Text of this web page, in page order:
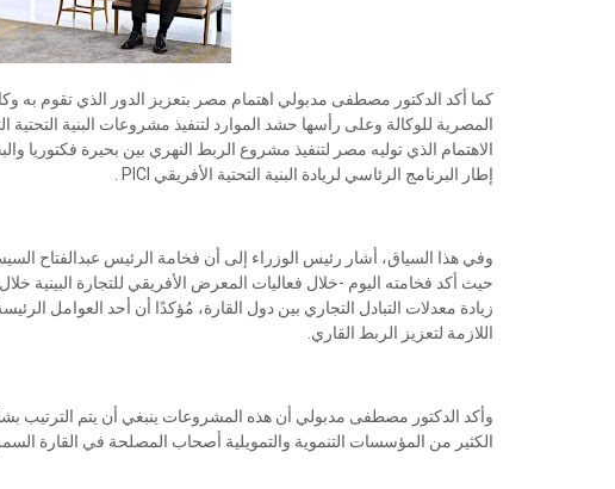
كما أكد الدكتور مصطفى مدبولي اهتمام مصر بتعزيز الدور الذي تقوم به
المصرية للوكالة وعلى رأسها حشد الموارد لتنفيذ مشروعات البنية
الاهتمام الذي توليه مصر لتنفيذ مشروع الربط النهري بين بحيرة فكتوريا
إطار البرنامج الرئاسي لريادة البنية التحتية الأفريقي PICI .
وفي هذا السياق، أشار رئيس الوزراء إلى أن فخامة الرئيس عبدالفتاح
حيث أكد فخامته اليوم -خلال فعاليات المعرض الأفريقي للتجارة البينية
زيادة معدلات التبادل التجاري بين دول القارة، مُؤكدًا أن أحد العوامل
اللازمة لتعزيز الربط القاري.
وأكد الدكتور مصطفى مدبولي أن هذه المشروعات ينبغي أن يتم الترتيب
الكثير من المؤسسات التنموية والتمويلية أصحاب المصلحة في القارة